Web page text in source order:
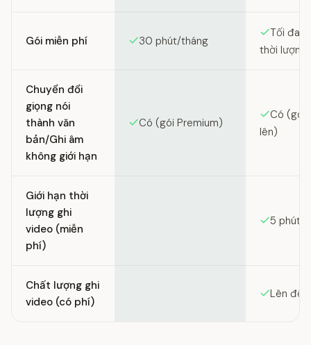
Gói miễn phí 30 phút/tháng
Tối đa
thời lượng
Chuyển đổi
giọng nói
thành văn
bản/Ghi âm
không giới hạn
Có (gói Premium)
Có (gói
lên)
Giới hạn thời
lượng ghi
video (miễn
phí)
5 phút
Chất lượng ghi
video (có phí)
Lên đến